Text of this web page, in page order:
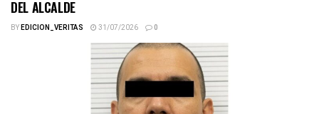
DEL ALCALDE
BYEDICION_VERITAS 31/07/2026 0